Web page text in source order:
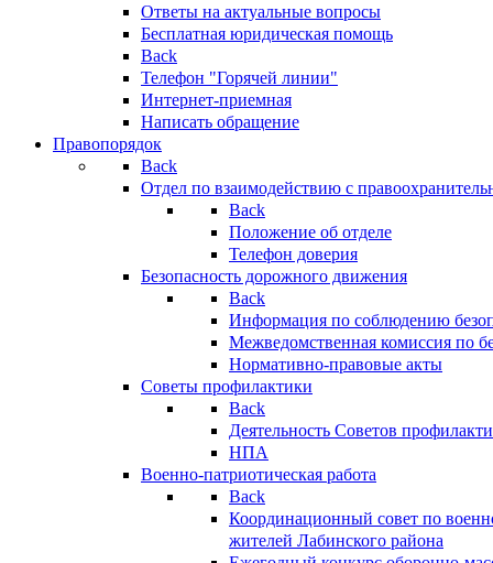
Ответы на актуальные вопросы
Бесплатная юридическая помощь
Back
Телефон "Горячей линии"
Интернет-приемная
Написать обращение
Правопорядок
Back
Отдел по взаимодействию с
Back
Положение об отделе
Телефон доверия
Безопасность дорожного движения
Back
Информация по соблюдению
Межведомственная комиссия по
Нормативно-правовые акты
Советы профилактики
Back
Деятельность Советов
НПА
Военно-патриотическая работа
Back
Координационный совет по
жителей Лабинского района